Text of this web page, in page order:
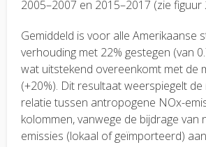
2005–2007 en 2015–2017 (zie figuur
Gemiddeld is voor alle Amerikaanse
verhouding met 22% gestegen (van
wat uitstekend overeenkomt met de
(+20%). Dit resultaat weerspiegelt de
relatie tussen antropogene NOx-
kolommen, vanwege de bijdrage van
emissies (lokaal of geïmporteerd)